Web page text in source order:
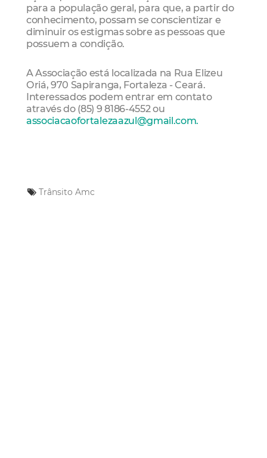
para a população geral, para que, a partir do
conhecimento, possam se conscientizar e
diminuir os estigmas sobre as pessoas que
possuem a condição.
A Associação está localizada na Rua Elizeu
Oriá, 970 Sapiranga, Fortaleza - Ceará.
Interessados podem entrar em contato
através do (85) 9 8186-4552 ou
associacaofortalezaazul@gmail.com.
Trânsito Amc